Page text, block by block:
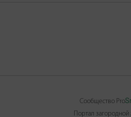
Сообщество Pro
Портал